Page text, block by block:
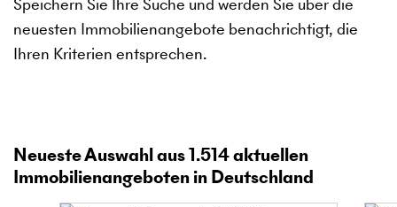
neuesten Immobilienangebote benachrichtigt, die
Ihren Kriterien entsprechen.
Neueste Auswahl aus1.514aktuellen
Immobilienangeboten in Deutschland